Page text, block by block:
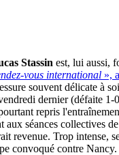
Stassin est, lui aussi,
vous international »,
souvent délicate à
dernier (défaite
repris
aux séances collectives
revenue. Trop intense,
convoqué contre Nancy.